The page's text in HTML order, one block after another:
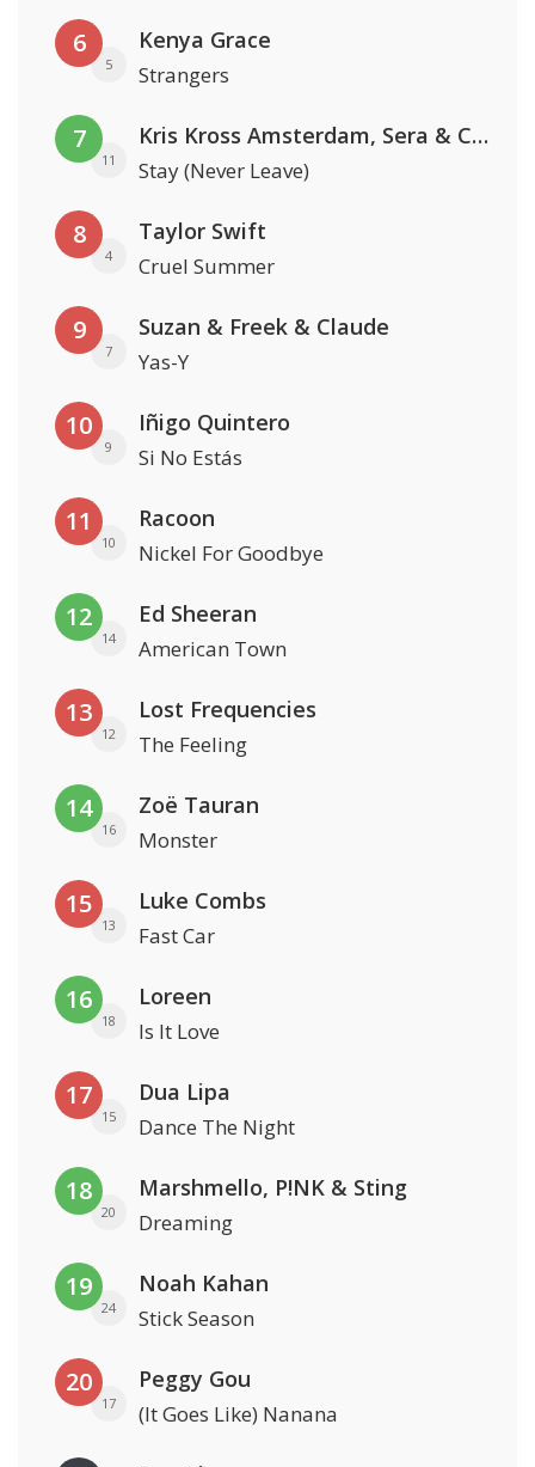
6
5
Kenya Grace
Strangers
7
11
Kris Kross Amsterdam, Sera & Conor Maynard
Stay (Never Leave)
8
4
Taylor Swift
Cruel Summer
9
7
Suzan & Freek & Claude
Yas-Y
10
9
Iñigo Quintero
Si No Estás
11
10
Racoon
Nickel For Goodbye
12
14
Ed Sheeran
American Town
13
12
Lost Frequencies
The Feeling
14
16
Zoë Tauran
Monster
15
13
Luke Combs
Fast Car
16
18
Loreen
Is It Love
17
15
Dua Lipa
Dance The Night
18
20
Marshmello, P!NK & Sting
Dreaming
19
24
Noah Kahan
Stick Season
20
17
Peggy Gou
(It Goes Like) Nanana